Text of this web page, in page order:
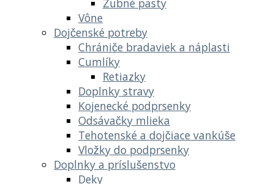
Zubné pasty
Vône
Dojčenské potreby
Chrániče bradaviek a náplasti
Cumlíky
Retiazky
Doplnky stravy
Kojenecké podprsenky
Odsávačky mlieka
Tehotenské a dojčiace vankúše
Vložky do podprsenky
Doplnky a príslušenstvo
Deky